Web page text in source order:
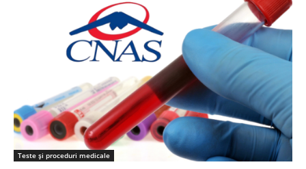
Teste și proceduri medicale